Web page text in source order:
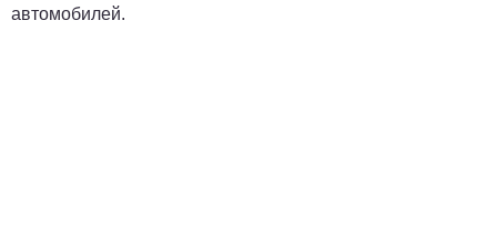
автомобилей.